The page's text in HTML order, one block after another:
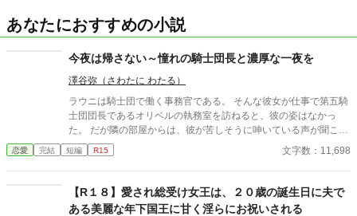
あなたにおすすめの小説
今夜は帰さない～憧れの騎士団長と濃厚な一夜を
澤谷弥（さわたに わたる）
ラウニは騎士団で働く事務官である。 そんな彼女が仕事で第五騎
士団団長であるオリベルの執務室を訪ねると、彼の姿はなかっ
た。 だが隣の部屋からは、彼が苦しそうに呻いている声が聞こえ
てきた。 そんな彼を助けようと隣室へと続く扉を開けたラウニが
目にしたのは――。
恋愛 完結 短編 R15 文字数：11,698
【R１８】愛され総受け女王は、２０歳の誕生日に夫で
ある美麗な年下国王に甘く淫らにお祝いされる